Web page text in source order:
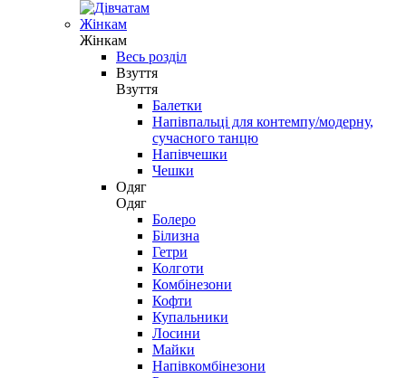
Жінкам
Жінкам
Весь розділ
Взуття
Взуття
Балетки
Напівпальці для контемпу/модерну,
сучасного танцю
Напівчешки
Чешки
Одяг
Одяг
Болеро
Білизна
Гетри
Колготи
Комбінезони
Кофти
Купальники
Лосини
Майки
Напівкомбінезони